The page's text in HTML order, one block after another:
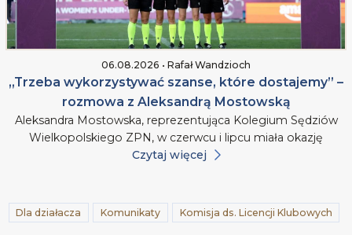
06.08.2026 • Rafał Wandzioch
„Trzeba wykorzystywać szanse, które dostajemy” –
rozmowa z Aleksandrą Mostowską
Aleksandra Mostowska, reprezentująca Kolegium Sędziów
Wielkopolskiego ZPN, w czerwcu i lipcu miała okazję
Czytaj więcej
Dla działacza Komunikaty Komisja ds. Licencji Klubowych